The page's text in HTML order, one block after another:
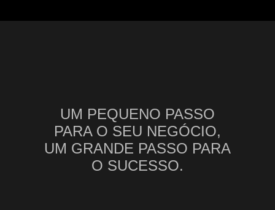
UM PEQUENO PASSO
PARA O SEU NEGÓCIO,
UM GRANDE PASSO PARA
O SUCESSO.